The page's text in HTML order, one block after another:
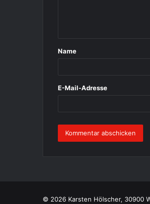
a
Name
E-Mail-Adresse
© 2026 Karsten Hölscher, 30900